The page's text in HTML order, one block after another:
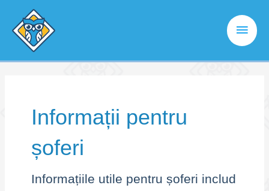
content
Main
Informații pentru
șoferi
Informațiile utile pentru șoferi includ